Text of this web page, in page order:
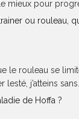
mieux pour
ou rouleau,
le rouleau se
j’atteins sans...
de Hoffa ?